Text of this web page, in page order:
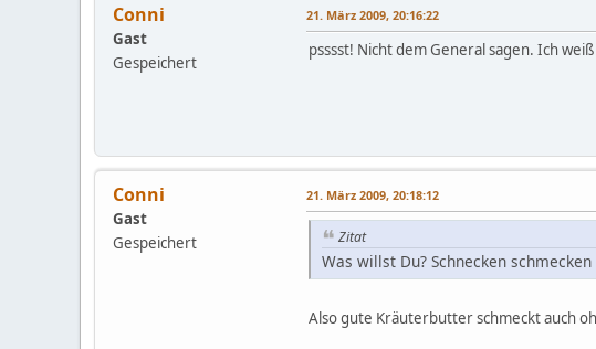
Conni
Gast
Gespeichert
21. März 2009, 20:16:22
psssst! Nicht dem General sagen. Ich
Conni
Gast
Gespeichert
21. März 2009, 20:18:12
Zitat
Was willst Du? Schnecken
Also gute Kräuterbutter schmeckt auch